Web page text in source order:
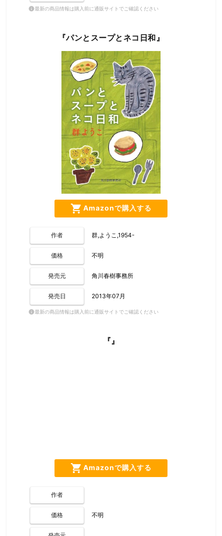
info最新の商品情報は購入前に通販サイトでご確認ください
『パンとスープとネコ日和』
shopping_cart Amazonで購入する
作者 群,ようこ,1954-
価格 不明
発売元 角川春樹事務所
発売日 2013年07月
info最新の商品情報は購入前に通販サイトでご確認ください
『』
shopping_cart Amazonで購入する
作者
価格 不明